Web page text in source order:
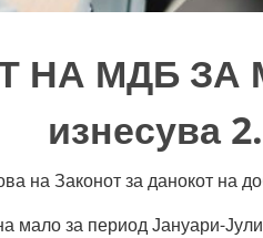
НА МДБ ЗА
изнесува
на Законот за данокот на
мало за период Јануари-